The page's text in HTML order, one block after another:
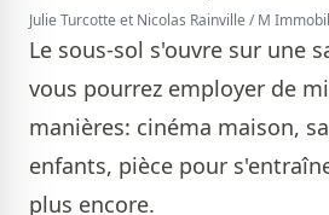
Julie Turcotte et Nicolas Rainville / M
Le sous-sol s'ouvre sur une
vous pourrez employer de
manières: cinéma maison,
enfants, pièce pour
plus encore.